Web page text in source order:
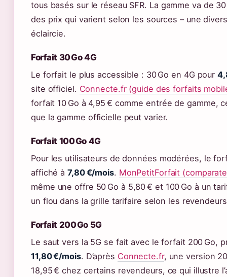
tous basés sur le réseau SFR. La gamme va de
des prix qui varient selon les sources – une
éclaircie.
Forfait 30 Go 4G
Le forfait le plus accessible : 30 Go en 4G pour
site officiel. Connecte.fr (guide des forfaits
forfait 10 Go à 4,95 € comme entrée de gamme,
que la gamme officielle peut varier.
Forfait 100 Go 4G
Pour les utilisateurs de données modérées, le
affiché à7,80 €/mois. MonPetitForfait
même une offre 50 Go à 5,80 € et 100 Go à un
un flou dans la grille tarifaire selon les
Forfait 200 Go 5G
Le saut vers la 5G se fait avec le forfait 200 Go,
11,80 €/mois. D’après Connecte.fr, une version
18,95 € chez certains revendeurs, ce qui illustre